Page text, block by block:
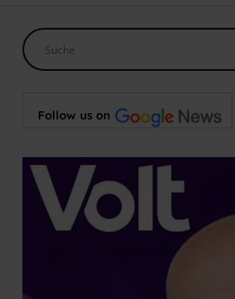
Follow us on